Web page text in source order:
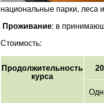
национальные парки, леса
Проживание: в
Стоимость:
Продолжительность
курса